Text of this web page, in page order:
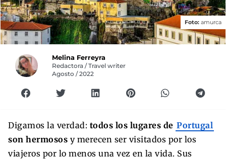
Foto: amurca
Melina Ferreyra
Redactora / Travel writer
Agosto / 2022
Digamos la verdad: todos los lugares de Portugal
son hermosos y merecen ser visitados por los
viajeros por lo menos una vez en la vida. Sus